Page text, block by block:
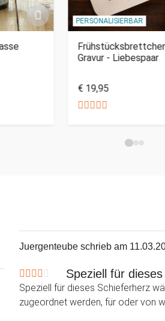
PERSONALISIERBAR
Gravur - Liebespaar
€ 19,95
Juergenteube schrieb am
Speziell für
Speziell für dieses Schieferherz
zugeordnet werden, für oder von